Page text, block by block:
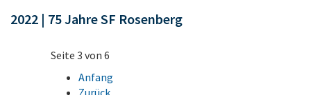
2022 | 75 Jahre SF Rosenberg
Seite 3 von 6
Anfang